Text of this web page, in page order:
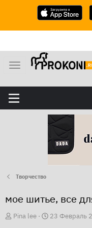
М
н
ю
Творчество
мое шитье, все
А
Pina lee
Д
23 Февраль